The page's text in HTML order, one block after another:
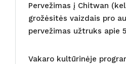
Pervežimas į Chitwan
grožėsitės vaizdais pro
pervežimas užtruks apie
Vakaro kultūrinėje